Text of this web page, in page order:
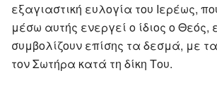
εξαγιαστική ευλογία του Ιερέως,
μέσω αυτής ενεργεί ο ίδιος ο Θεός,
συμβολίζουν επίσης τα δεσμά, με
τον Σωτήρα κατά τη δίκη Του.